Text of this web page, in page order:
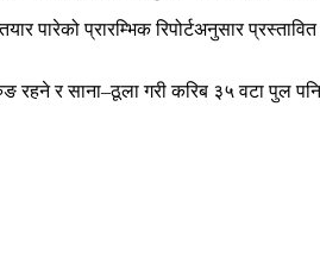
पारेको प्रारम्भिक रिपोर्टअनुसार
रहने र साना–ठूला गरी करिब ३५ वटा पुल